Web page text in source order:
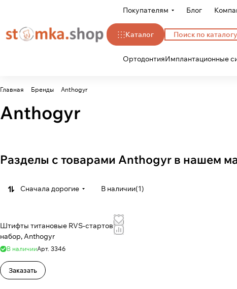
Покупателям Блог
Каталог
ОртодонтияИмплантационные
Главная Бренды Anthogyr
Anthogyr
Разделы с товарами Anthogyr в нашем
Сначала дорогие В наличии(1)
Штифты титановые RVS-cтартовый
набор, Anthogyr
В наличииАрт. 3346
Заказать